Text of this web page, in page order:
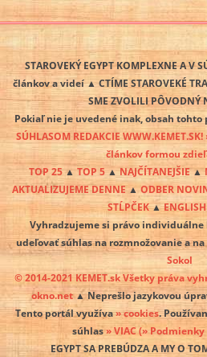
STAROVEKÝ EGYPT KOMPLEXNE A V
článkov a videí ▲ CTÍME STAROVEKÉ
SME ZVOLILI PÔVODNÝ
Pokiaľ nie je uvedené inak, obsah tohto
SÚHLASOM REDAKCIE
článkov formou
TOP 25 ▲ TOP 5▲NAJČÍTANEJŠIE▲
AKTUALIZUJEME DENNE▲ODBER
STĹPČEK▲ENGLISH
Vyhradzujeme si právo
udeľovať súhlas na rozmnožovanie a
Sokol
© 2014-2021 KEMET.sk Všetky práva
okno.net▲ Neprešlo jazykovou
Tento portál využíva» cookies.
súhlas» VIAC(» Podmienky
EGYPT SA PREBÚDZA A MY O